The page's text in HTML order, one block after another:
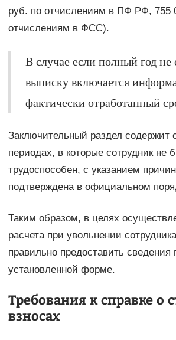
руб. по отчислениям в ПФ РФ, 755
отчислениям в ФСС).
В случае если полный год не
выписку включается
фактически отработанный
Заключительный раздел содержит
периодах, в которые сотрудник не
трудоспособен, с указанием
подтверждена в официальном
Таким образом, в целях
расчета при увольнении
правильно предоставить сведения
установленной форме.
Требования к справке о
взносах